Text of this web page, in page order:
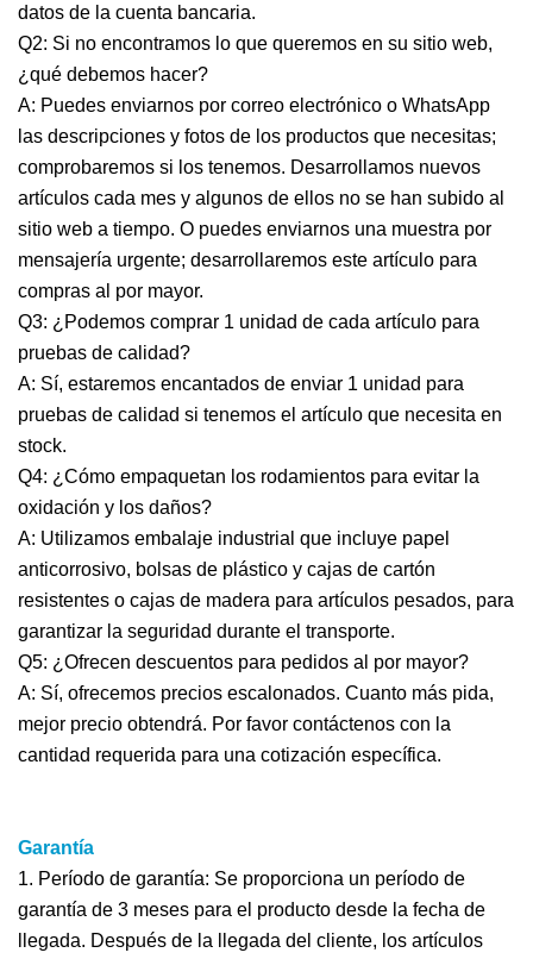
datos de la cuenta bancaria.
Q2: Si no encontramos lo que queremos en su sitio web,
¿qué debemos hacer?
A: Puedes enviarnos por correo electrónico o WhatsApp
las descripciones y fotos de los productos que necesitas;
comprobaremos si los tenemos. Desarrollamos nuevos
artículos cada mes y algunos de ellos no se han subido al
sitio web a tiempo. O puedes enviarnos una muestra por
mensajería urgente; desarrollaremos este artículo para
compras al por mayor.
Q3: ¿Podemos comprar 1 unidad de cada artículo para
pruebas de calidad?
A: Sí, estaremos encantados de enviar 1 unidad para
pruebas de calidad si tenemos el artículo que necesita en
stock.
Q4: ¿Cómo empaquetan los rodamientos para evitar la
oxidación y los daños?
A: Utilizamos embalaje industrial que incluye papel
anticorrosivo, bolsas de plástico y cajas de cartón
resistentes o cajas de madera para artículos pesados, para
garantizar la seguridad durante el transporte.
Q5: ¿Ofrecen descuentos para pedidos al por mayor?
A: Sí, ofrecemos precios escalonados. Cuanto más pida,
mejor precio obtendrá. Por favor contáctenos con la
cantidad requerida para una cotización específica.
Garantía
1. Período de garantía: Se proporciona un período de
garantía de 3 meses para el producto desde la fecha de
llegada. Después de la llegada del cliente, los artículos